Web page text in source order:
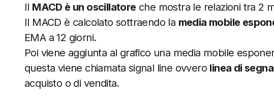
Il MACD è un oscillatore che mostra le relazioni tra 2
Il MACD è calcolato sottraendo la media mobile
EMA a 12 giorni.
Poi viene aggiunta al grafico una media mobile
questa viene chiamata signal line ovvero linea di
acquisto o di vendita.